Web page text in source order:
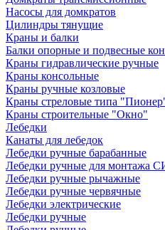
Насосы для домкратов
Цилиндры тянущие
Краны и балки
Балки опорные и подвесные
Краны гидравлические ручные
Краны консольные
Краны ручные козловые
Краны стреловые типа
Краны строительные "Окно"
Лебедки
Канаты для лебедок
Лебедки ручные барабанные
Лебедки ручные для монтажа
Лебедки ручные рычажные
Лебедки ручные червячные
Лебедки электрические
Лебедки ручные